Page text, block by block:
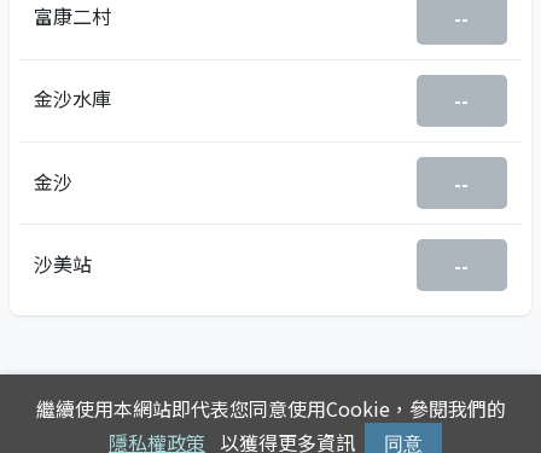
富康二村 --
金沙水庫 --
金沙 --
沙美站 --
繼續使用本網站即代表您同意使用Cookie，參閱我們的
隱私權政策 以獲得更多資訊 同意